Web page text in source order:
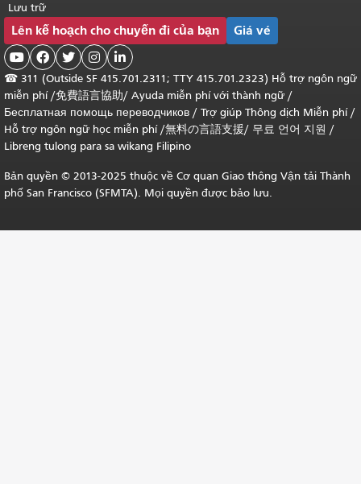
Lưu trữ
Lên kế hoạch cho chuyến đi của bạn Giá vé
    
☎ 311 (Outside SF 415.701.2311; TTY 415.701.2323) Hỗ trợ ngôn ngữ
miễn phí /免費語言協助/ Ayuda miễn phí với thành ngữ /
Бесплатная помощь переводчиков / Trợ giúp Thông dịch Miễn phí/
Hỗ trợ ngôn ngữ học miễn phí/無料の言語支援/ 무료 언어 지원 /
Libreng tulong para sa wikang Filipino
Bản quyền © 2013-2025 thuộc về Cơ quan Giao thông Vận tải Thành
phố San Francisco (SFMTA). Mọi quyền được bảo lưu.